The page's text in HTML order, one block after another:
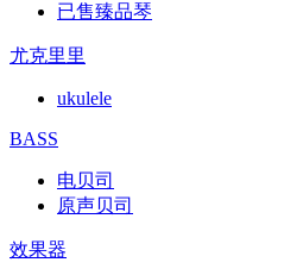
已售臻品琴
尤克里里
ukulele
BASS
电贝司
原声贝司
效果器